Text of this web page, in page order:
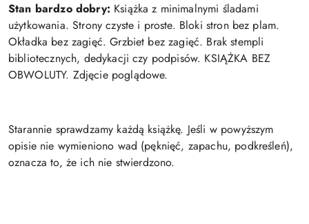
Stan bardzo dobry: Książka z minimalnymi śladami
użytkowania. Strony czyste i proste. Bloki stron bez plam.
Okładka bez zagięć. Grzbiet bez zagięć. Brak stempli
bibliotecznych, dedykacji czy podpisów. KSIĄŻKA BEZ
OBWOLUTY. Zdjęcie poglądowe.
Starannie sprawdzamy każdą książkę. Jeśli w powyższym
opisie nie wymieniono wad (pęknięć, zapachu, podkreśleń),
oznacza to, że ich nie stwierdzono.